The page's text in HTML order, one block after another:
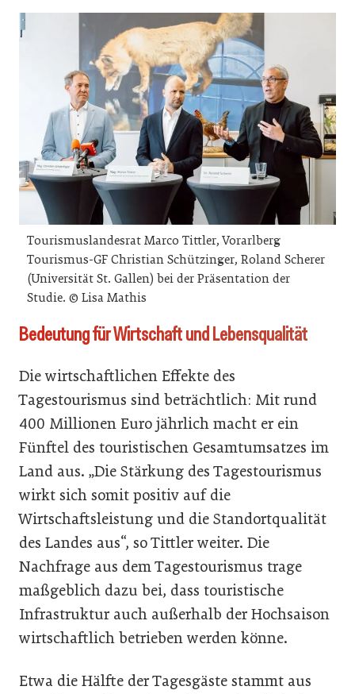
Tourismuslandesrat Marco Tittler, Vorarlberg
Tourismus-GF Christian Schützinger, Roland Scherer
(Universität St. Gallen) bei der Präsentation der
Studie. © Lisa Mathis
Bedeutung für Wirtschaft und Lebensqualität
Die wirtschaftlichen Effekte des
Tagestourismus sind beträchtlich: Mit rund
400 Millionen Euro jährlich macht er ein
Fünftel des touristischen Gesamtumsatzes im
Land aus. „Die Stärkung des Tagestourismus
wirkt sich somit positiv auf die
Wirtschaftsleistung und die Standortqualität
des Landes aus“, so Tittler weiter. Die
Nachfrage aus dem Tagestourismus trage
maßgeblich dazu bei, dass touristische
Infrastruktur auch außerhalb der Hochsaison
wirtschaftlich betrieben werden könne.
Etwa die Hälfte der Tagesgäste stammt aus